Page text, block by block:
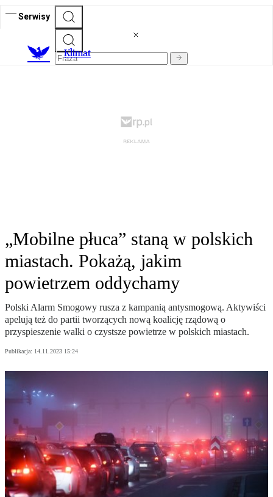
Serwisy
Klimat
„Mobilne płuca” staną w polskich
miastach. Pokażą, jakim
powietrzem oddychamy
Polski Alarm Smogowy rusza z kampanią antysmogową. Aktywiści
apelują też do partii tworzących nową koalicję rządową o
przyspieszenie walki o czystsze powietrze w polskich miastach.
Publikacja: 14.11.2023 15:24